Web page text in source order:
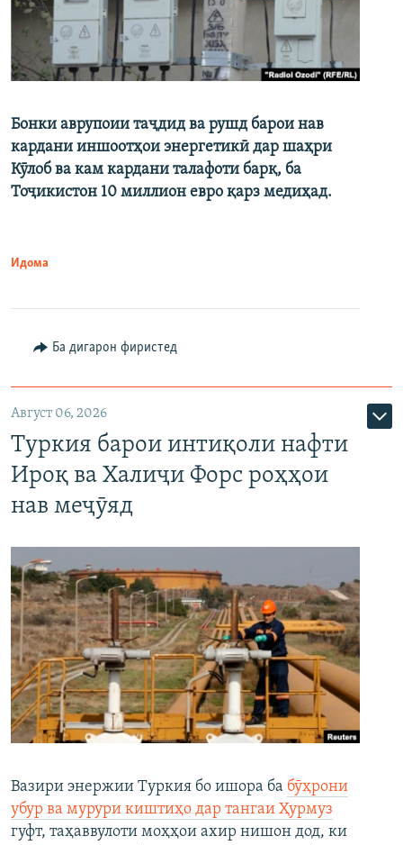
Бонки аврупоии таҷдид ва рушд барои нав
кардани иншоотҳои энергетикӣ дар шаҳри
Кӯлоб ва кам кардани талафоти барқ, ба
Тоҷикистон 10 миллион евро қарз медиҳад.
Идома
Ба дигарон фиристед
Август 06, 2026
Туркия барои интиқоли нафти
Ироқ ва Халиҷи Форс роҳҳои
нав меҷӯяд
Вазири энержии Туркия бо ишора ба бӯҳрони
убур ва мурури киштиҳо дар тангаи Ҳурмуз
гуфт, таҳаввулоти моҳҳои ахир нишон дод, ки